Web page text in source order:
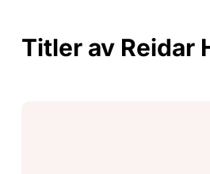
Titler av Reidar